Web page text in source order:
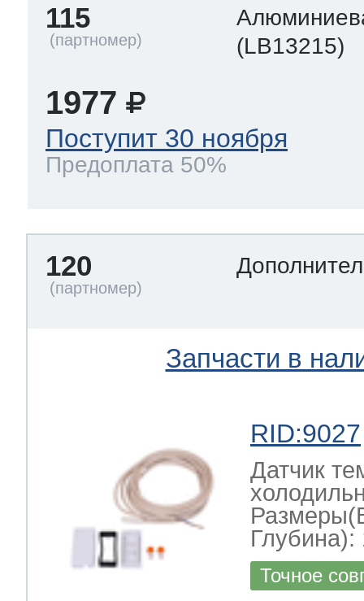
115
(LB13215)
1977
Поступит 30 ноября
Предоплата 50%
120
Запчасти в
RID:9027
Датчик
Глубина):
Точное